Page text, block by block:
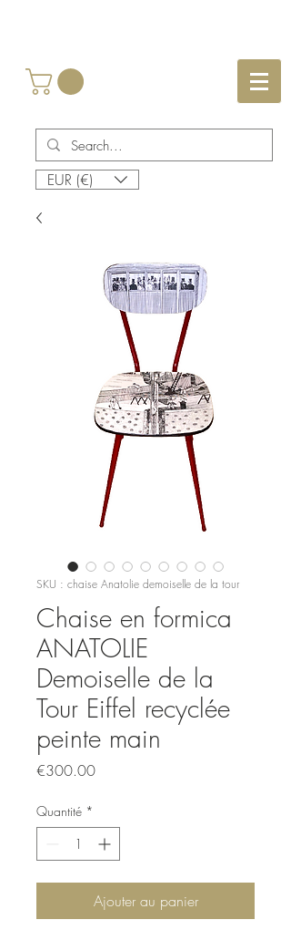
EUR (€)
SKU : chaise Anatolie demoiselle de la tour
Chaise en formica
ANATOLIE
Demoiselle de la
Tour Eiffel recyclée
peinte main
€300.00Prix
Quantité *
Ajouter au panier